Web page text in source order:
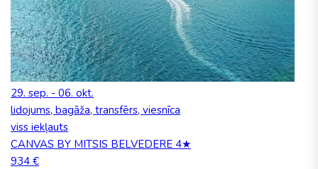
29. sep. - 06. okt.
lidojums, bagāža, transfērs, viesnīca
viss iekļauts
CANVAS BY MITSIS BELVEDERE 4★
934 €